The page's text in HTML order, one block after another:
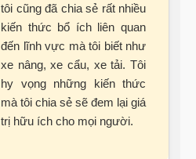
tôi cũng đã chia sẻ rất nhiều
kiến thức bổ ích liên quan
đến lĩnh vực mà tôi biết như
xe nâng, xe cẩu, xe tải. Tôi
hy vọng những kiến thức
mà tôi chia sẻ sẽ đem lại giá
trị hữu ích cho mọi người.